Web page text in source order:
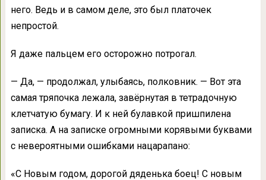
него. Ведь и в самом деле, это был платочек
непростой.
Я даже пальцем его осторожно потрогал.
— Да, — продолжал, улыбаясь, полковник. — Вот эта
самая тряпочка лежала, завёрнутая в тетрадочную
клетчатую бумагу. И к ней булавкой пришпилена
записка. А на записке огромными корявыми буквами
с невероятными ошибками нацарапано:
«С Новым годом, дорогой дяденька боец! С новым